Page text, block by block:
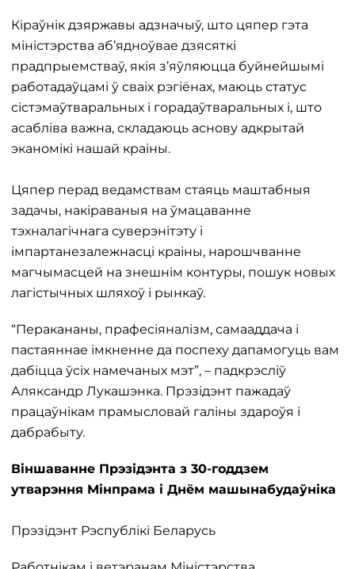
Кіраўнік дзяржавы адзначыў, што цяпер гэта
міністэрства аб’ядноўвае дзясяткі
прадпрыемстваў, якія з’яўляюцца буйнейшымі
работадаўцамі ў сваіх рэгіёнах, маюць статус
сістэмаўтваральных і горадаўтваральных і, што
асабліва важна, складаюць аснову адкрытай
эканомікі нашай краіны.
Цяпер перад ведамствам стаяць маштабныя
задачы, накіраваныя на ўмацаванне
тэхналагічнага суверэнітэту і
імпартанезалежнасці краіны, нарошчванне
магчымасцей на знешнім контуры, пошук новых
лагістычных шляхоў і рынкаў.
“Перакананы, прафесіяналізм, самааддача і
пастаяннае імкненне да поспеху дапамогуць вам
дабіцца ўсіх намечаных мэт”, – падкрэсліў
Аляксандр Лукашэнка. Прэзідэнт пажадаў
працаўнікам прамысловай галіны здароўя і
дабрабыту.
Віншаванне Прэзідэнта з 30-годдзем
утварэння Мінпрама і Днём машынабудаўніка
Прэзідэнт Рэспублікі Беларусь